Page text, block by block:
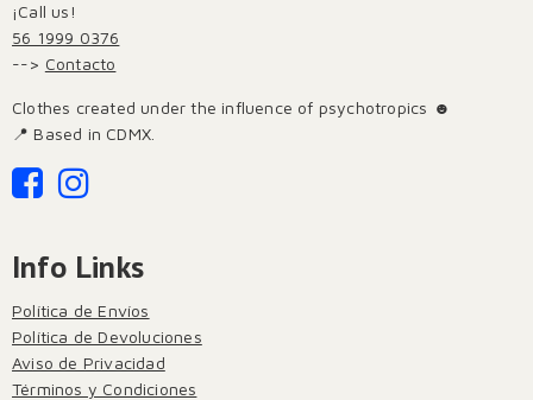
¡Call us!
56 1999 0376
--> Contacto
Clothes created under the influence of psychotropics ☻
📍 Based in CDMX.
Info Links
Política de Envíos
Política de Devoluciones
Aviso de Privacidad
Términos y Condiciones